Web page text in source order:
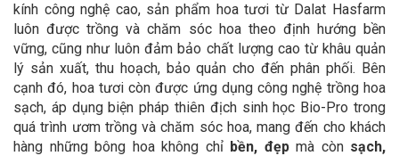
kính công nghệ cao, sản phẩm hoa tươi từ Dalat Hasfarm
luôn được trồng và chăm sóc hoa theo định hướng bền
vững, cũng như luôn đảm bảo chất lượng cao từ khâu quản
lý sản xuất, thu hoạch, bảo quản cho đến phân phối. Bên
cạnh đó, hoa tươi còn được ứng dụng công nghệ trồng hoa
sạch, áp dụng biện pháp thiên địch sinh học Bio-Pro trong
quá trình ươm trồng và chăm sóc hoa, mang đến cho khách
hàng những bông hoa không chỉ bền, đẹpmà còn sạch,